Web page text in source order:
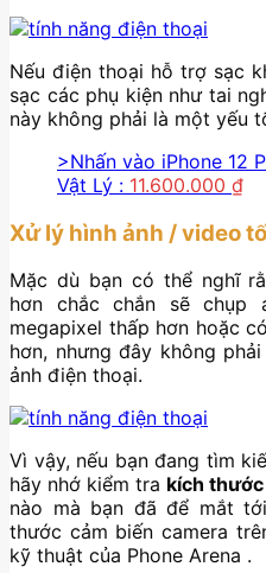
Nếu điện thoại hỗ trợ sạc
sạc các phụ kiện như tai
này không phải là một yếu
>Nhấn vào iPhone 12
Vật Lý : 11.600.000 ₫
Xử lý hình ảnh / video
Mặc dù bạn có thể nghĩ
hơn chắc chắn sẽ chụp
megapixel thấp hơn hoặc
hơn, nhưng đây không
ảnh điện thoại.
Vì vậy, nếu bạn đang tìm
hãy nhớ kiểm tra kích
nào mà bạn đã để mắt
thước cảm biến camera
kỹ thuật của Phone Arena .